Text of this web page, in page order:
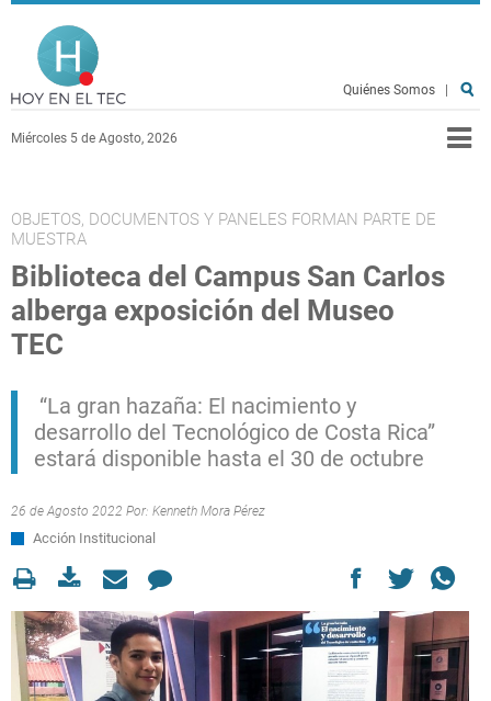
Pasar al contenido principal
Miércoles 5 de Agosto, 2026
Quiénes Somos
OBJETOS, DOCUMENTOS Y PANELES FORMAN PARTE DE
MUESTRA
Biblioteca del Campus San Carlos
alberga exposición del Museo
TEC
“La gran hazaña: El nacimiento y
desarrollo del Tecnológico de Costa Rica”
estará disponible hasta el 30 de octubre
26 de Agosto 2022 Por: Kenneth Mora Pérez
Acción Institucional